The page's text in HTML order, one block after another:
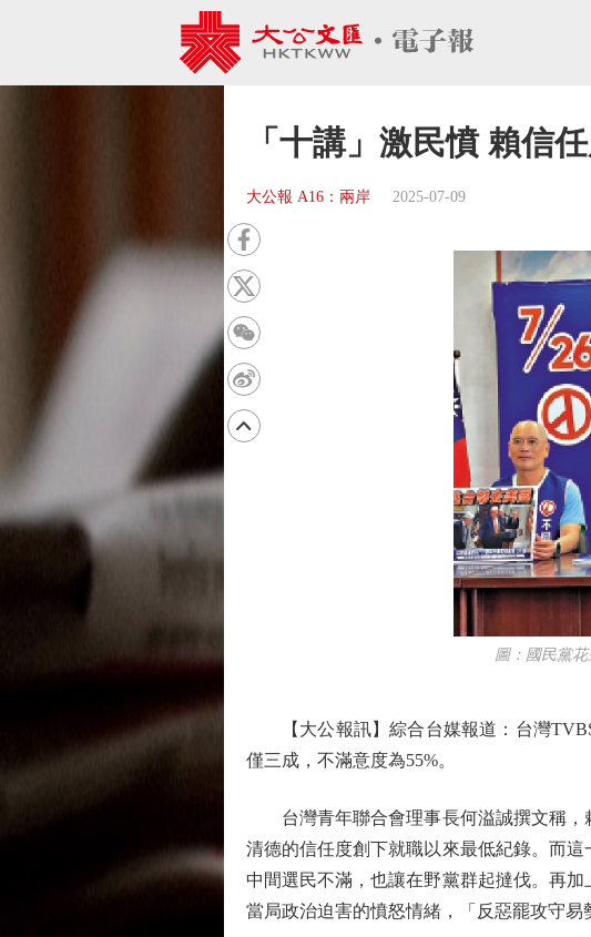
「十講」激民憤 賴信
大公報 A16：兩岸 2025-07-09
圖：國民黨花蓮
【大公報訊】綜合台媒報道：台灣TVBS
僅三成，不滿意度為55%。
台灣青年聯合會理事長何溢誠撰文稱，
清德的信任度創下就職以來最低紀錄。而
中間選民不滿，也讓在野黨群起撻伐。再
當局政治迫害的憤怒情緒，「反惡罷攻守易